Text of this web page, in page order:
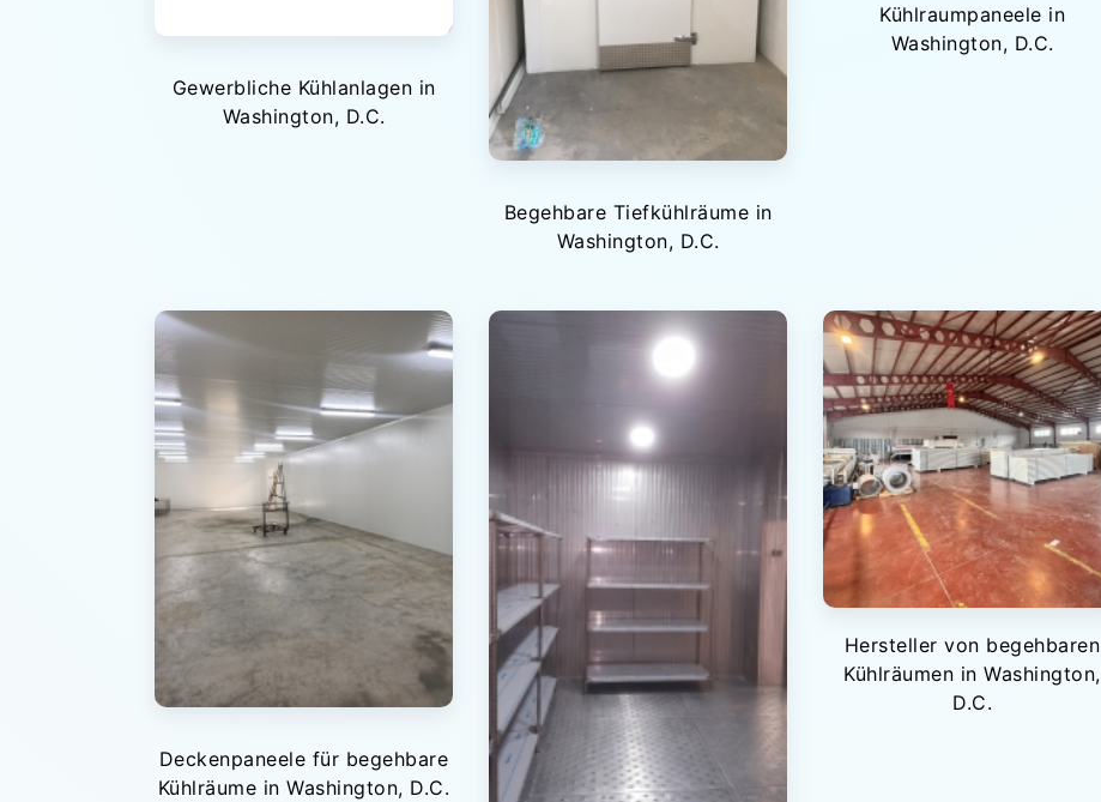
Gewerbliche Kühlanlagen in
Washington, D.C.
Begehbare Tiefkühlräume in
Washington, D.C.
Kühlraumpaneele in
Washington, D.C.
Deckenpaneele für begehbare
Kühlräume in Washington, D.C.
Hersteller von begehbaren
Kühlräumen in Washington,
D.C.